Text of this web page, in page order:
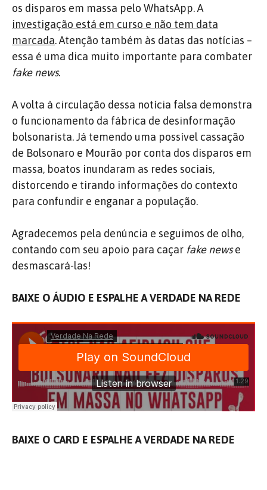
os disparos em massa pelo WhatsApp. A
investigação está em curso e não tem data
marcada. Atenção também às datas das notícias –
essa é uma dica muito importante para combater
fake news.
A volta à circulação dessa notícia falsa demonstra
o funcionamento da fábrica de desinformação
bolsonarista. Já temendo uma possível cassação
de Bolsonaro e Mourão por conta dos disparos em
massa, boatos inundaram as redes sociais,
distorcendo e tirando informações do contexto
para confundir e enganar a população.
Agradecemos pela denúncia e seguimos de olho,
contando com seu apoio para caçar fake newse
desmascará-las!
BAIXE O ÁUDIO E ESPALHE A VERDADE NA REDE
BAIXE O CARD E ESPALHE A VERDADE NA REDE